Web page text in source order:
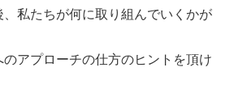
、私たちが何に取り組んでいくかが
のアプローチの仕方のヒントを頂け